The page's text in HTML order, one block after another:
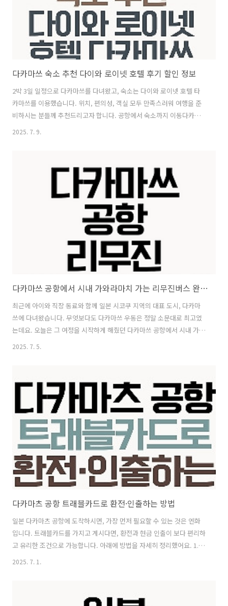
다카마쓰 숙소 추천 다이와 로이넷 호텔 후기 할인 정보
2박 3일 일정으로 다카마쓰를 다녀왔고, 숙소는 다이와 로이넷 호텔 타
카마쓰를 이용했습니다. 위치, 편의성, 객실 모두 만족스러워 여행을 준
비하시는 분들께 추천드리고자 합니다. 공항에서 숙소까지 이동다카마
있어 도보로 대부분의 식사, 쇼핑이 가능합니다. 로손, 패밀리마트, 스타
벅스, 유니클로, 돈키호테 등이 모두 도보 3~5분 이내에 있어 매우 편리
했습니다. 체크인 및 이용 정보체크인: 오후 2시체크아웃: 오전 11시체
2025. 7. 9.
다카마쓰 공항에서 시내 가와라마치 가는 리무진버스 완벽 이용 가이드
최근에 아이와 직장 동료와 함께 일본 시코쿠 지역의 대표 도시, 다카마
쓰에 다녀왔습니다. 무엇보다도 다카마쓰 우동은 정말 소문대로 최고였
는데요. 오늘은 그 여정을 시작하게 해줬던 다카마쓰 공항에서 시내 가와
라마치까지 리무진버스를 타고 가는 방법을 자세히 소개해드리려고 합
서 내려 1층 도착 로비를 빠져나오면, 바로 앞에 버스 정류장이 보입니
다. 아주 가깝고 안내 표지판도 잘 되어 있어 처음 방문하시는 분들도 쉽
게 찾을 수 있어요. 가와라마치행 리무진 버스는 2번 승강장(2番のりば)
입니다. ◆ 버스표 구매 방법버스 탑승 전 두 가지 방법으로 요금을 결제
할 수 있습니다..
2025. 7. 5.
다카마츠 공항 트래블카드로 환전·인출하는 방법
일본 다카마츠 공항에 도착하시면, 가장 먼저 필요할 수 있는 것은 엔화
입니다. 트래블카드를 가지고 계시다면, 환전과 현금 인출이 보다 편리하
고 유리한 조건으로 가능합니다. 아래에 방법을 자세히 정리했어요. 1.
2025. 7. 1.